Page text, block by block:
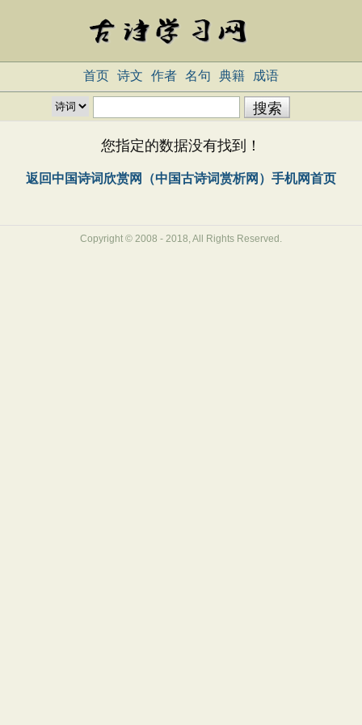
首页 诗文 作者 名句 典籍 成语
您指定的数据没有找到！
返回中国诗词欣赏网（中国古诗词赏析网）手机网首页
Copyright © 2008 - 2018, All Rights Reserved.